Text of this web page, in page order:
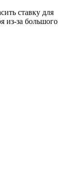
ставку для
из-за большого